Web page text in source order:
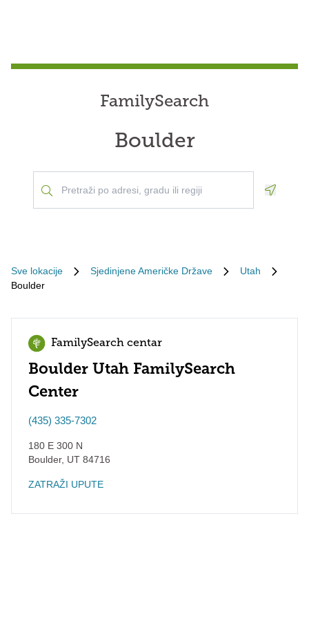
FamilySearch
Boulder
Sve lokacije Sjedinjene Američke Države
Utah
Boulder
FamilySearch centar
Boulder Utah FamilySearch
Center
(435) 335-7302
180 E 300 N
Boulder, UT 84716
ZATRAŽI UPUTE